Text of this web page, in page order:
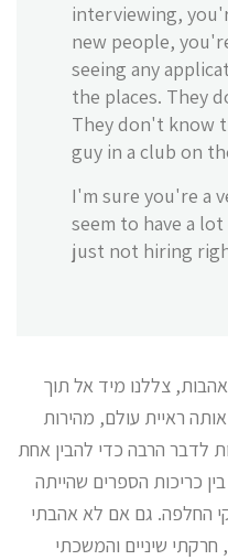
interviewing,
new people,
seeing any
the places. They
They don't know
guy in a club on
I'm sure you're a
seem to have a
just not hiring
צללנו מיד אל תוך
ראיית עולם, מהירות
לדבר הרבה כדי להבין אחת
כריכות הספרים שהייתה
החלפה. גם אם לא אהבתי
שיניים והמשכתי